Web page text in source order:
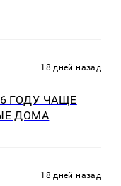
18 дней назад
ГОДУ ЧАЩЕ
ДОМА
18 дней назад